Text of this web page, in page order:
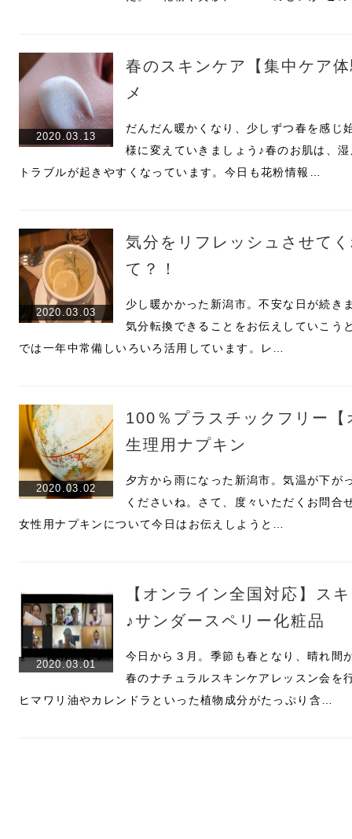
2020.03.13
春のスキンケア【集中ケア
メ
だんだん暖かくなり、少しずつ春を感じ
様に変えていきましょう♪春のお肌は、
トラブルが起きやすくなっています。今日も花粉情報…
2020.03.03
気分をリフレッシュさせて
て？！
少し暖かかった新潟市。不安な日が続き
気分転換できることをお伝えしていこう
では一年中常備しいろいろ活用しています。レ…
2020.03.02
100％プラスチックフリー
生理用ナプキン
夕方から雨になった新潟市。気温が下が
くださいね。さて、度々いただくお問合
女性用ナプキンについて今日はお伝えしようと…
2020.03.01
【オンライン全国対応】ス
♪サンダースペリー化粧品
今日から３月。季節も春となり、晴れ間
春のナチュラルスキンケアレッスン会を
ヒマワリ油やカレンドラといった植物成分がたっぷり含…